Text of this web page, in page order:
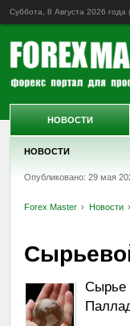
Суббота, 8 Августа 2026 года
НОВОСТИ
Опубликовано: 29 мая
Forex Master Новости
Сырье
НОВОСТИ